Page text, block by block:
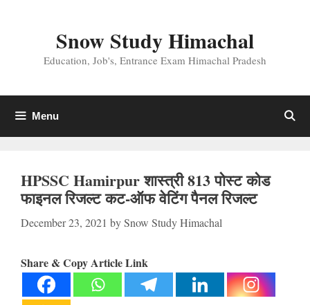
Snow Study Himachal
Education, Job's, Entrance Exam Himachal Pradesh
Menu
HPSSC Hamirpur शास्त्री 813 पोस्ट कोड
फाइनल रिजल्ट कट-ऑफ वेटिंग पैनल रिजल्ट
December 23, 2021 bySnow Study Himachal
Share & Copy Article Link